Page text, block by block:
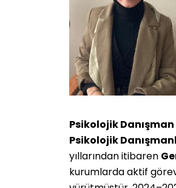
Psikolojik
Psikolojik
yıllarından itibaren
kurumlarda aktif